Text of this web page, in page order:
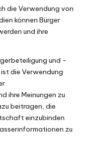
die Verwendung von
können Bürger
und ihre
und -
die Verwendung
ihre Meinungen zu
beitragen, die
einzubinden
zu